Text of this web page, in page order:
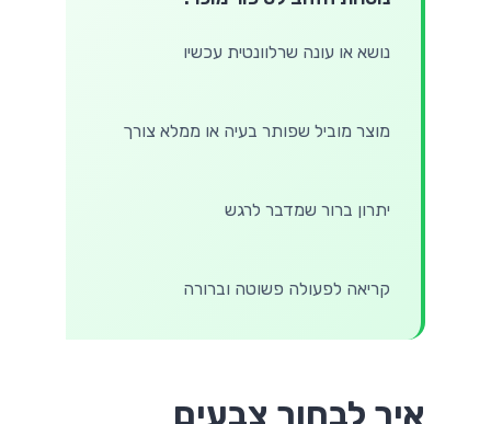
נושא או עונה שרלוונטית עכשיו
מוצר מוביל שפותר בעיה או ממלא צורך
יתרון ברור שמדבר לרגש
קריאה לפעולה פשוטה וברורה
איך לבחור צבעים